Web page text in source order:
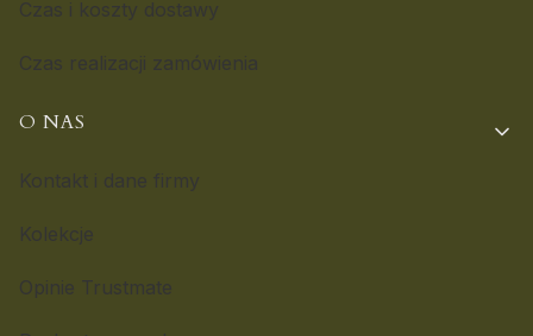
O NAS